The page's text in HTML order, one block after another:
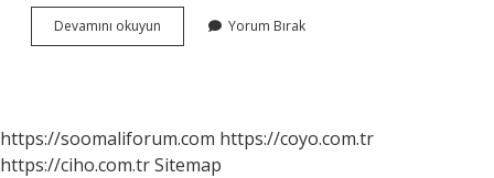
Devamını okuyun
Debisi
Yorum Bırak
https://soomaliforum.com https://coyo.com.tr
https://ciho.com.trSitemap